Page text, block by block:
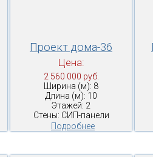
Проект дома-36
Цена:
2 560 000 руб.
Ширина (м): 8
Длина (м): 10
Этажей: 2
Стены: СИП-панели
Подробнее